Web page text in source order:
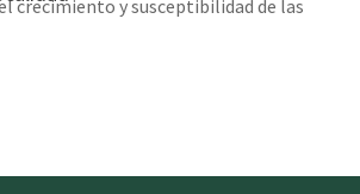
crecimiento y susceptibilidad de las